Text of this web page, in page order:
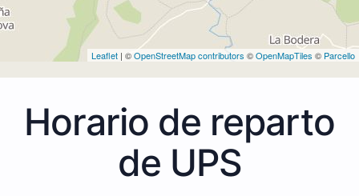
Leaflet | ©OpenStreetMap contributors ©OpenMapTiles © Parcello
Horario de reparto
de UPS